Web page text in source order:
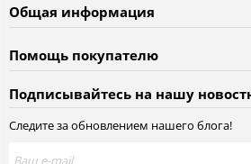
Общая информация
Помощь покупателю
Подписывайтесь на нашу
Следите за обновлением нашего блога!